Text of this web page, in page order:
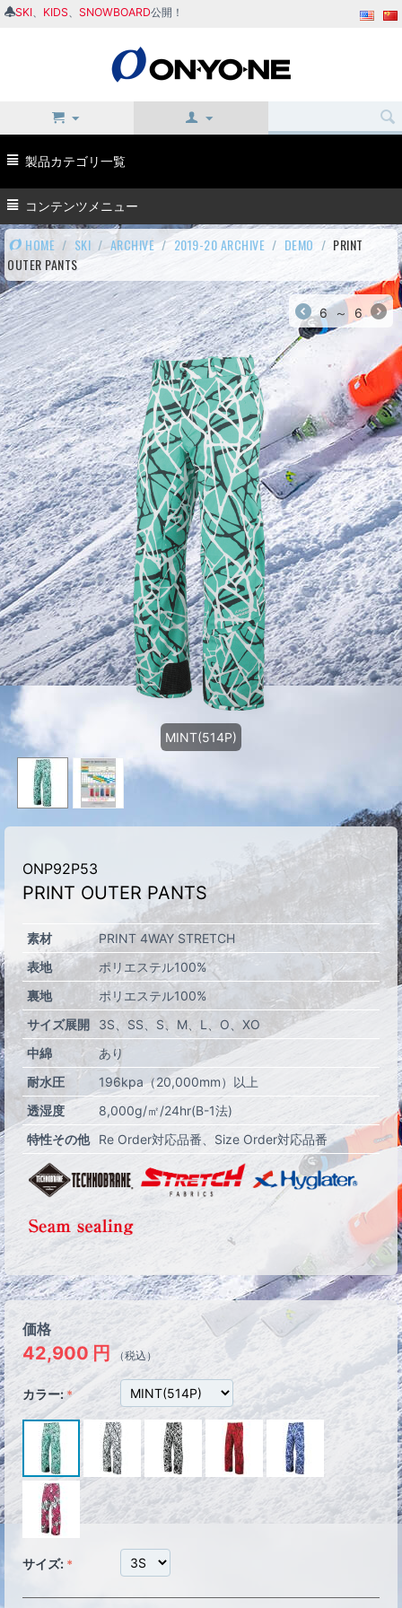
SKI KIDS SNOWBOARD公開！
製品カテゴリ一覧
コンテンツメニュー
HOME / SKI / ARCHIVE / 2019-20 ARCHIVE / DEMO / PRINT
OUTER PANTS
6 ～ 6
MINT(514P)
ONP92P53
PRINT OUTER PANTS
素材
PRINT 4WAY STRETCH
表地
ポリエステル100%
裏地
ポリエステル100%
サイズ展開
3S SS S M L O
XO
中綿
あり
耐水圧
196kpa（20,000mm）以上
透湿度
8,000g/㎡/24hr(B-1法)
特性その他
Re Order対応品番 Size Order対応品番
価格
42,900 円 （税込）
カラー:
サイズ: